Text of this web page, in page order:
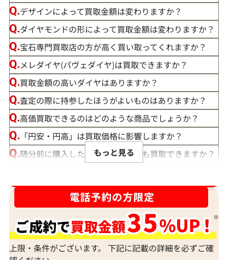
デザインによって買取金額は変わりますか？
ダイヤモンドの形によって買取金額は変わりますか？
宝石専門買取店の方が高く買い取ってくれますか？
メレダイヤ(パヴェダイヤ)は買取できますか？
買取金額の高いダイヤはありますか？
査定の際に持参したほうがよいものはありますか？
高価買取できるのはどのような商品でしょうか？
「円安・円高」は買取価格に影響しますか？
随分前に購入したダイヤモンドでも買取できますか？
宝石の大きさは買取価格に影響する？
ダイヤモンドの買取価格には、どんなことが影響しま
すか？
身分証明書がなぜ必要？
もっと見る
上限・条件がございます。 下記に記載の詳細を必ずご確